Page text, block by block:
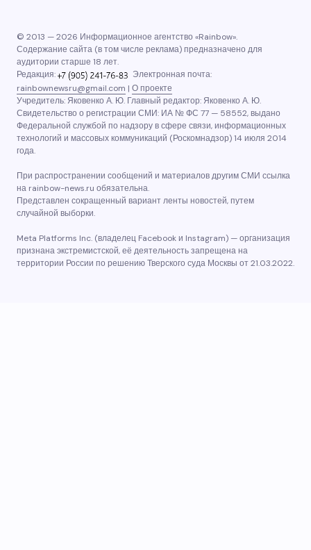
© 2013 — 2026 Информационное агентство «Rainbow».
Содержание сайта (в том числе реклама) предназначено для
аудитории старше 18 лет.
Редакция:
Электронная почта:
rainbownewsru@gmail.com | О проекте
Учредитель: Яковенко А. Ю. Главный редактор: Яковенко А. Ю.
Свидетельство о регистрации СМИ: ИА № ФС 77 — 58552, выдано
Федеральной службой по надзору в сфере связи, информационных
технологий и массовых коммуникаций (Роскомнадзор) 14 июля 2014
года.
При распространении сообщений и материалов другим СМИ ссылка
на rainbow-news.ru обязательна.
Представлен сокращенный вариант ленты новостей, путем
случайной выборки.
Meta Platforms Inc. (владелец Facebook и Instagram) — организация
признана экстремистской, её деятельность запрещена на
территории России по решению Тверского суда Москвы от 21.03.2022.